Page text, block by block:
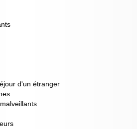
d'un étranger